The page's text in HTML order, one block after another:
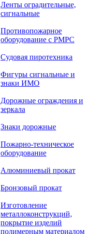
Ленты оградительные,
сигнальные
Противопожарное
оборудование с РМРС
Судовая пиротехника
Фигуры сигнальные и
знаки ИМО
Дорожные ограждения и
зеркала
Знаки дорожные
Пожарно-техническое
оборудование
Алюминиевый прокат
Бронзовый прокат
Изготовление
металлоконструкций,
покрытие изделий
полимерным материалом